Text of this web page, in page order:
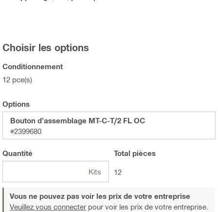
Choisir les options
Conditionnement
12 pce(s)
Options
Bouton d'assemblage MT-C-T/2 FL OC
#2399680
Quantité
Kits
Total pièces
12
Vous ne pouvez pas voir les prix de votre entreprise
Veuillez vous connecter pour voir les prix de votre entreprise.